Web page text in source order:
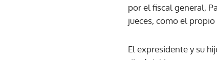
por el fiscal general,
jueces, como el propio
El expresidente y su